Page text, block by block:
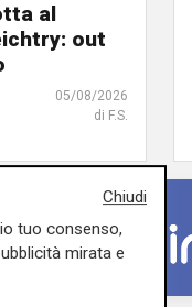
al
out
05/08/2026
di F.S.
Chiudi
tuo consenso,
mirata e